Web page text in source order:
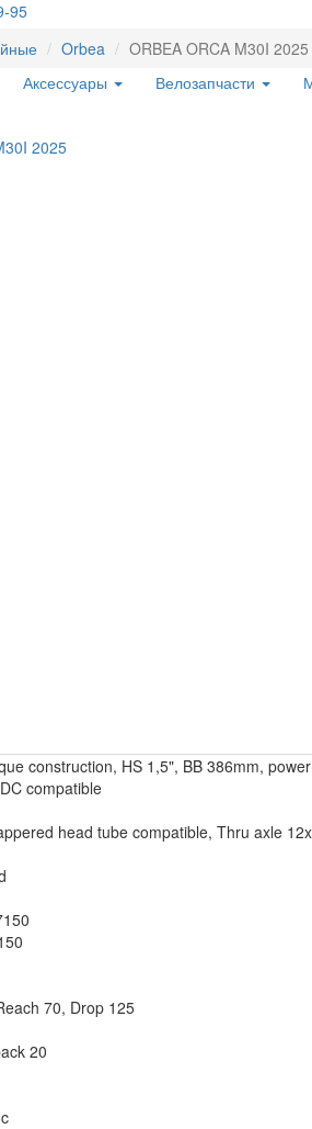
95
Аксессуары Велозапчасти
Orbea ORBEA ORCA M30I 2025
construction, HS 1,5", BB 386mm,
compatible
head tube compatible, Thru axle
70, Drop 125
20